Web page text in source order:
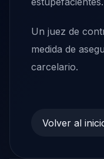
Un juez de
medida de
carcelario.
Volver al